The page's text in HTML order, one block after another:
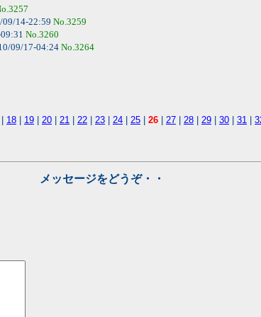
09/14-22:59 No.3259
No.3260
09/17-04:24 No.3264
18 19 20 21 22 23 24 25 26 27 28 29 30 31
メッセージをどうぞ・・